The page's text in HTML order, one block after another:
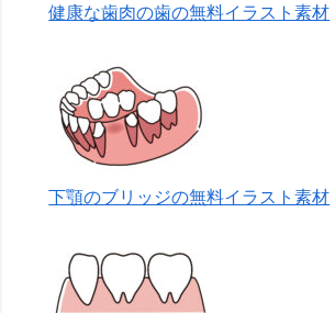
健康な歯肉の歯の無料イラスト素材
下顎のブリッジの無料イラスト素材